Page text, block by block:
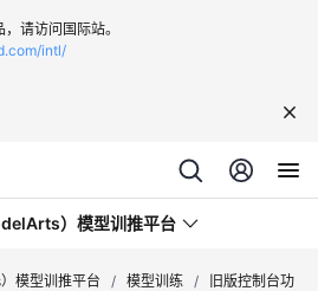
请访问国际站。
intl/
）模型训推平台
模型训推平台 / 模型训练 /
旧版控制台功